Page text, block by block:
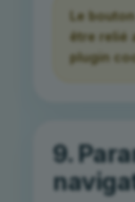
Le
être relié
plugin
9.